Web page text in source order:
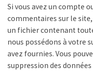
Si vous avez un compte
commentaires sur le
un fichier contenant
nous possédons à votre
avez fournies. Vous
suppression des